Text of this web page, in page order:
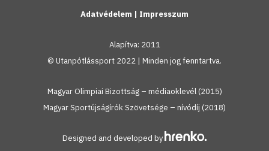
Adatvédelem | Impresszum
Alapítva: 2011
© Utanpótlássport 2022 | Minden jog fenntartva.
Magyar Olimpiai Bizottság – médiaoklevél (2015)
Magyar Sportújságírók Szövetsége – nívódíj (2018)
Designed and developed by